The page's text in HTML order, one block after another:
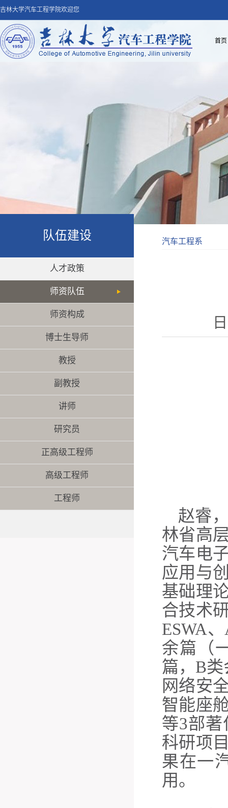
吉林大学汽车工程学院欢迎您
首页
队伍建设
人才政策
师资队伍
师资构成
博士生导师
教授
副教授
讲师
研究员
正高级工程师
高级工程师
工程师
汽车工程系
赵睿
林省高
汽车电
应用与
基础理
合技术
ESWA
余篇（
篇，B
网络安
智能座
等3部
科研项
果在一
用。